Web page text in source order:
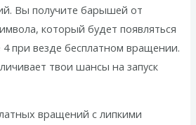
Вы получите барышей от
который будет появляться
при везде бесплатном вращении.
твои шансы на запуск
вращений с липкими